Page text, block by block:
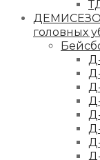
головных
Д-
Д-
Д-
Д-
Д-